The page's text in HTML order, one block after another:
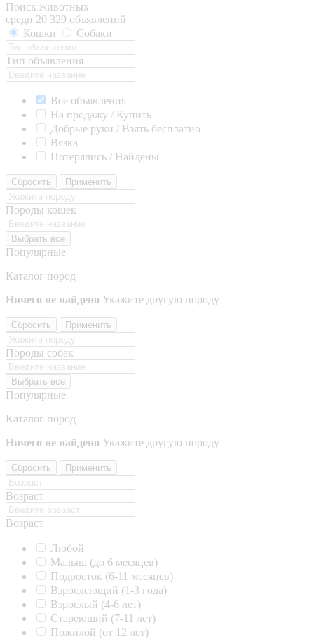
Поиск животных
среди 20 329 объявлений
Кошки
Собаки
Тип объявления
Все объявления
На продажу / Купить
Добрые руки / Взять бесплатно
Вязка
Потерялись / Найдены
Сбросить Применить
Породы кошек
Выбрать все
Популярные
Каталог пород
Ничего не найдено Укажите другую породу
Сбросить Применить
Породы собак
Выбрать все
Популярные
Каталог пород
Ничего не найдено Укажите другую породу
Сбросить Применить
Возраст
Возраст
Любой
Малыш (до 6 месяцев)
Подросток (6-11 месяцев)
Взрослеющий (1-3 года)
Взрослый (4-6 лет)
Стареющий (7-11 лет)
Пожилой (от 12 лет)